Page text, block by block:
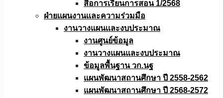
สื่อการเรียนการสอน 1/2568
ฝ่ายแผนงานเเละความร่วมมือ
งานวางแผนเเละงบประมาณ
งานศูนย์ข้อมูล
งานวางแผนและงบประมาณ
ข้อมูลพื้นฐาน วก.นฐ
แผนพัฒนาสถานศึกษา ปี 2558-2562
แผนพัฒนาสถานศึกษา ปี 2568-2572